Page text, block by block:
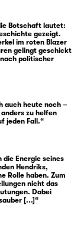
man
da noch?
es hier
ein bunt
persönliche
in
Als
Botschaft lautet:
gezeigt.
im roten Blazer
gelingt geschickt
politischer
auch heute noch –
zu helfen
jeden Fall.“
Energie seines
Hendriks,
Rolle haben. Zum
nicht das
Dabei
[...]“